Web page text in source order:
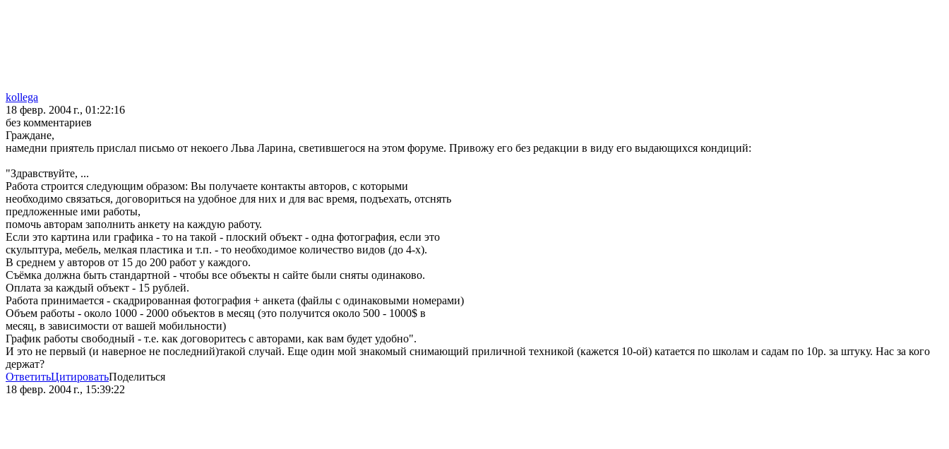
kollega
18 февр. 2004 г., 01:22:16
без комментариев
Граждане,
намедни приятель прислал письмо от некоего Льва Ларина, светившегося на этом форуме. Привожу его без редакции в виду его выдающихся кондиций:
"Здравствуйте, ...
Работа строится следующим образом: Вы получаете контакты авторов, с которыми
необходимо связаться, договориться на удобное для них и для вас время, подъехать, отснять
предложенные ими работы,
помочь авторам заполнить анкету на каждую работу.
Если это картина или графика - то на такой - плоский объект - одна фотография, если это
скульптура, мебель, мелкая пластика и т.п. - то необходимое количество видов (до 4-х).
В среднем у авторов от 15 до 200 работ у каждого.
Съёмка должна быть стандартной - чтобы все объекты н сайте были сняты одинаково.
Оплата за каждый объект - 15 рублей.
Работа принимается - скадрированная фотография + анкета (файлы с одинаковыми номерами)
Объем работы - около 1000 - 2000 объектов в месяц (это получится около 500 - 1000$ в
месяц, в зависимости от вашей мобильности)
График работы свободный - т.е. как договоритесь с авторами, как вам будет удобно".
И это не первый (и наверное не последний)такой случай. Еще один мой знакомый снимающий приличной техникой (кажется 10-ой) катается по школам и садам по 10р. за штуку. Нас за кого
держат?
ОтветитьЦитироватьПоделиться
18 февр. 2004 г., 15:39:22